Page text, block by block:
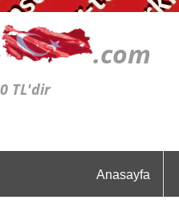
TL'dir
Anasayfa